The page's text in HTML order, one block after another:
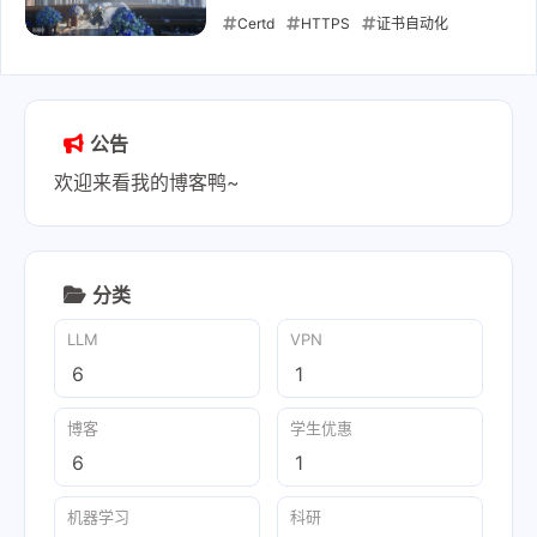
Certd HTTPS 证书自动化
2026-05-24
公告
欢迎来看我的博客鸭~
分类
LLM
6
VPN
1
博客
6
学生优惠
1
机器学习 科研